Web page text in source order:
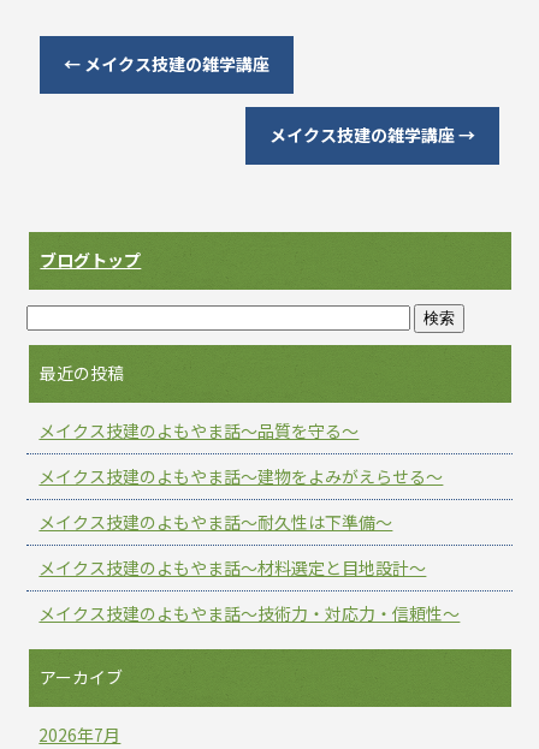
← メイクス技建の雑学講座
メイクス技建の雑学講座→
ブログトップ
最近の投稿
メイクス技建のよもやま話～品質を守る～
メイクス技建のよもやま話～建物をよみがえらせる～
メイクス技建のよもやま話～耐久性は下準備～
メイクス技建のよもやま話～材料選定と目地設計～
メイクス技建のよもやま話～技術力・対応力・信頼性～
アーカイブ
2026年7月